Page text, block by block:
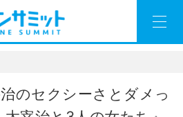
のセクシーさとダメっ